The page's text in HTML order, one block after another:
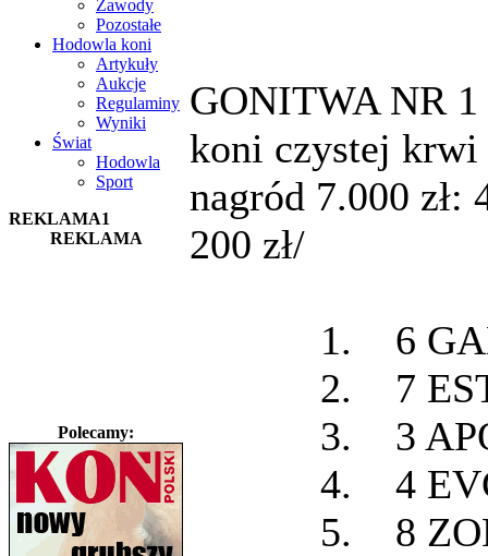
Zawody
Pozostałe
Hodowla koni
Artykuły
Aukcje
Regulaminy
Wyniki
Świat
Hodowla
Sport
REKLAMA1
REKLAMA
Polecamy:
GONITWA NR
koni czystej krwi
nagród 7.000 zł:
200 zł/
1. 6
2. 7
3. 3
4. 4 EVG
5. 8